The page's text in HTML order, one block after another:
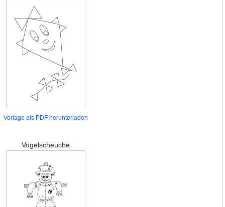
Vorlage als PDF herunterladen
Vogelscheuche